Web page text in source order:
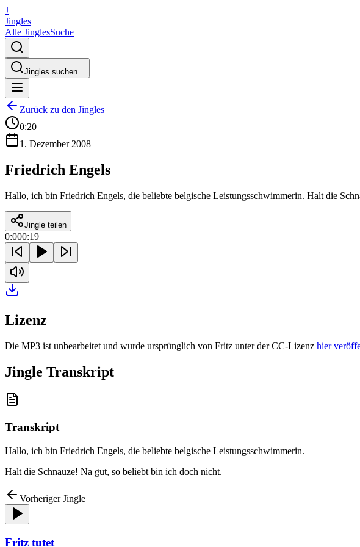
J
Jingles
Alle JinglesSuche
Jingles suchen...
Zurück zu den Jingles
0:20
1. Dezember 2008
Friedrich Engels
Hallo, ich bin Friedrich Engels, die beliebte belgische Leistungsschwimmerin. Halt die
Jingle teilen
0:000:19
Lizenz
Die MP3 ist unbearbeitet und wurde ursprünglich von Fritz unter der CC-Lizenz hier
Jingle Transkript
Transkript
Hallo, ich bin Friedrich Engels, die beliebte belgische Leistungsschwimmerin.
Halt die Schnauze! Na gut, so beliebt bin ich doch nicht.
Vorheriger Jingle
Fritz tutet